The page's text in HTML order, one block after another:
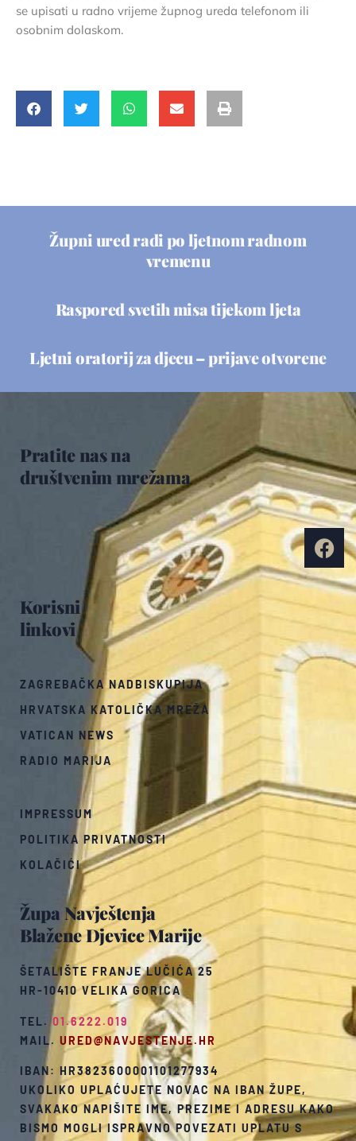
se upisati u radno vrijeme župnog ureda telefonom ili
osobnim dolaskom.
Župni ured radi po ljetnom radnom
vremenu
Raspored svetih misa tijekom ljeta
Ljetni oratorij za djecu – prijave otvorene
Župa Navještenja
Blažene Djevice Marije
ŠETALIŠTE FRANJE LUČIĆA 25
HR-10410 VELIKA GORICA
TEL.01.6222.019
MAIL. URED@NAVJESTENJE.HR
IBAN: HR3823600001101277934
UKOLIKO UPLAĆUJETE NOVAC NA IBAN ŽUPE,
SVAKAKO NAPIŠITE IME, PREZIME I ADRESU KAKO
BISMO MOGLI ISPRAVNO POVEZATI UPLATU S
Korisni
linkovi
ZAGREBAČKA NADBISKUPIJA
HRVATSKA KATOLIČKA MREŽA
VATICAN NEWS
RADIO MARIJA
IMPRESSUM
POLITIKA PRIVATNOSTI
KOLAČIĆI
Pratite nas na
društvenim mrežama